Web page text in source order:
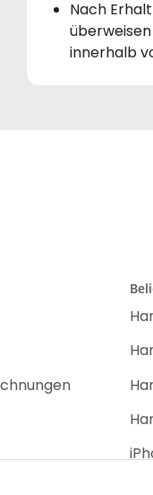
Nach
innerhalb